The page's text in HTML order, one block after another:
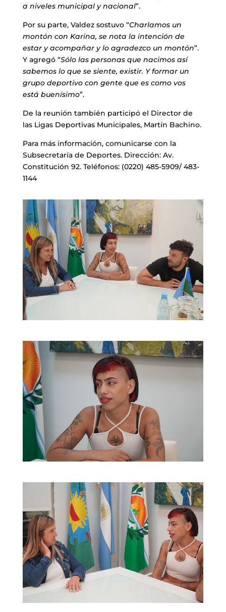
a niveles municipal y nacional”.
Por su parte, Valdez sostuvo “Charlamos un
montón con Karina, se nota la intención de
estar y acompañar y lo agradezco un montón”.
Y agregó “Sólo las personas que nacimos así
sabemos lo que se siente, existir. Y formar un
grupo deportivo con gente que es como vos
está buenísimo”.
De la reunión también participó el Director de
las Ligas Deportivas Municipales, Martín Bachino.
Para más información, comunicarse con la
Subsecretaría de Deportes. Dirección: Av.
Constitución 92. Teléfonos: (0220) 485-5909/ 483-
1144